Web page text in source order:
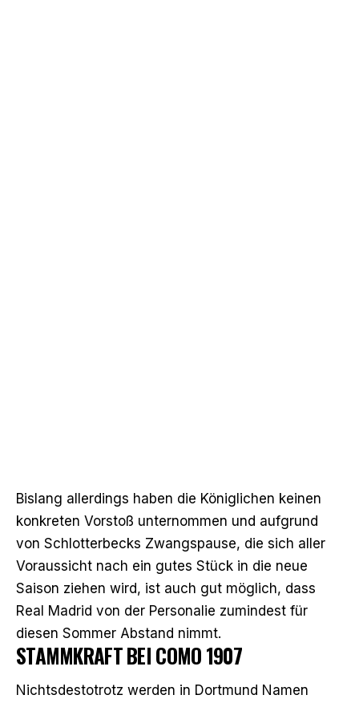
Bislang allerdings haben die Königlichen keinen
konkreten Vorstoß unternommen und aufgrund
von Schlotterbecks Zwangspause, die sich aller
Voraussicht nach ein gutes Stück in die neue
Saison ziehen wird, ist auch gut möglich, dass
Real Madrid von der Personalie zumindest für
diesen Sommer Abstand nimmt.
STAMMKRAFT BEI COMO 1907
Nichtsdestotrotz werden in Dortmund Namen